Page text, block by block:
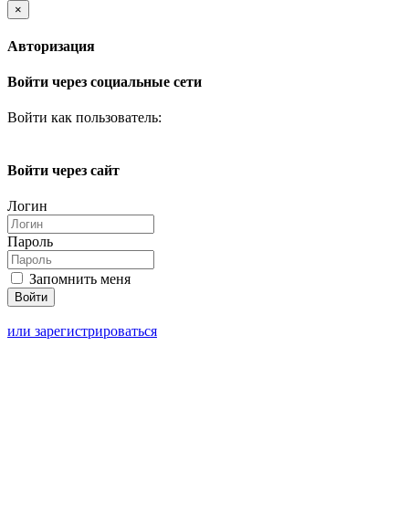
×
Авторизация
Войти через социальные сети
Войти как пользователь:
Войти через сайт
Логин
Пароль
Запомнить меня
или зарегистрироваться